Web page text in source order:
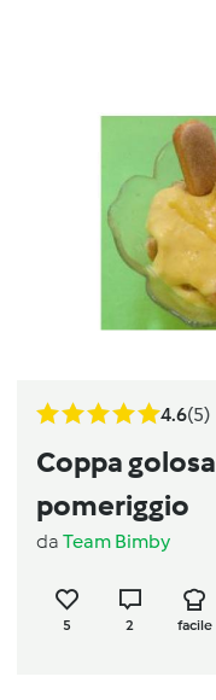
4.6(5)
Coppa
pomeriggio
da Team Bimby
5 2 facile